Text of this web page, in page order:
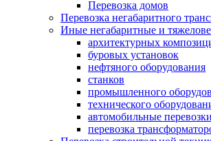
Перевозка домов
Перевозка негабаритного
Иные негабаритные и
архитектурных
буровых установок
нефтяного оборудования
станков
промышленного
технического
автомобильные
перевозка